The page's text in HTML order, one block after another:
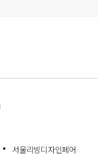
서울리빙디자인페어